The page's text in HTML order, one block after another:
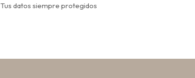
Tus datos siempre protegidos